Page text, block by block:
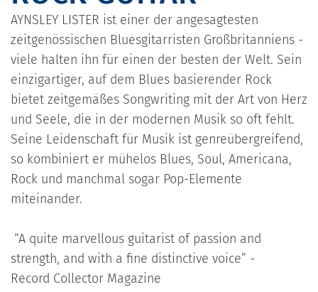
AYNSLEY LISTER ist einer der angesagtesten
zeitgenössischen Bluesgitarristen Großbritanniens -
viele halten ihn für einen der besten der Welt. Sein
einzigartiger, auf dem Blues basierender Rock
bietet zeitgemäßes Songwriting mit der Art von Herz
und Seele, die in der modernen Musik so oft fehlt.
Seine Leidenschaft für Musik ist genreübergreifend,
so kombiniert er mühelos Blues, Soul, Americana,
Rock und manchmal sogar Pop-Elemente
miteinander.
“A quite marvellous guitarist of passion and
strength, and with a fine distinctive voice” -
Record Collector Magazine